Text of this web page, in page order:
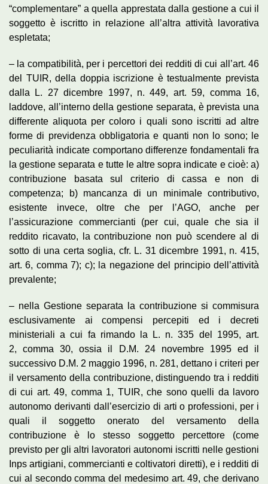
“complementare” a quella apprestata dalla gestione a cui il
soggetto è iscritto in relazione all’altra attività lavorativa
espletata;
– la compatibilità, per i percettori dei redditi di cui all’art. 46
del TUIR, della doppia iscrizione è testualmente prevista
dalla L. 27 dicembre 1997, n. 449, art. 59, comma 16,
laddove, all’interno della gestione separata, è prevista una
differente aliquota per coloro i quali sono iscritti ad altre
forme di previdenza obbligatoria e quanti non lo sono; le
peculiarità indicate comportano differenze fondamentali fra
la gestione separata e tutte le altre sopra indicate e cioè: a)
contribuzione basata sul criterio di cassa e non di
competenza; b) mancanza di un minimale contributivo,
esistente invece, oltre che per l’AGO, anche per
l’assicurazione commercianti (per cui, quale che sia il
reddito ricavato, la contribuzione non può scendere al di
sotto di una certa soglia, cfr. L. 31 dicembre 1991, n. 415,
art. 6, comma 7); c); la negazione del principio dell’attività
prevalente;
– nella Gestione separata la contribuzione si commisura
esclusivamente ai compensi percepiti ed i decreti
ministeriali a cui fa rimando la L. n. 335 del 1995, art.
2, comma 30, ossia il D.M. 24 novembre 1995 ed il
successivo D.M. 2 maggio 1996, n. 281, dettano i criteri per
il versamento della contribuzione, distinguendo tra i redditi
di cui art. 49, comma 1, TUIR, che sono quelli da lavoro
autonomo derivanti dall’esercizio di arti o professioni, per i
quali il soggetto onerato del versamento della
contribuzione è lo stesso soggetto percettore (come
previsto per gli altri lavoratori autonomi iscritti nelle gestioni
Inps artigiani, commercianti e coltivatori diretti), e i redditi di
cui al secondo comma del medesimo art. 49, che derivano